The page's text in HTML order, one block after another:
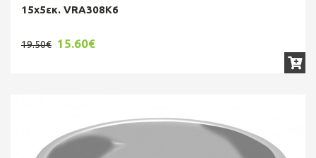
15x5εκ. VRA308K6
19.50€ 15.60€